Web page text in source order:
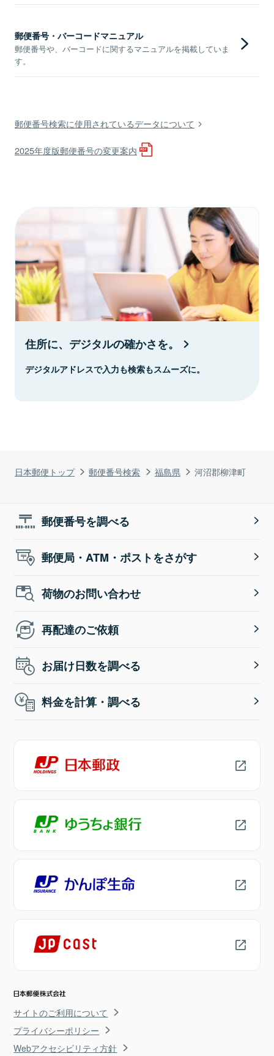
日本郵便トップ 郵便番号検索 福島県 河沼郡柳津町
郵便番号・バーコードマニュアル
郵便番号や、バーコードに関するマニュアルを掲載していま
す。
郵便番号検索に使用されているデータについて
2025年度版郵便番号の変更案内
住所に、デジタルの確かさを。
デジタルアドレスで入力も検索もスムーズに。
郵便番号を調べる
郵便局・ATM・ポストをさがす
荷物のお問い合わせ
再配達のご依頼
お届け日数を調べる
料金を計算・調べる
サイトのご利用について
プライバシーポリシー
Webアクセシビリティ方針